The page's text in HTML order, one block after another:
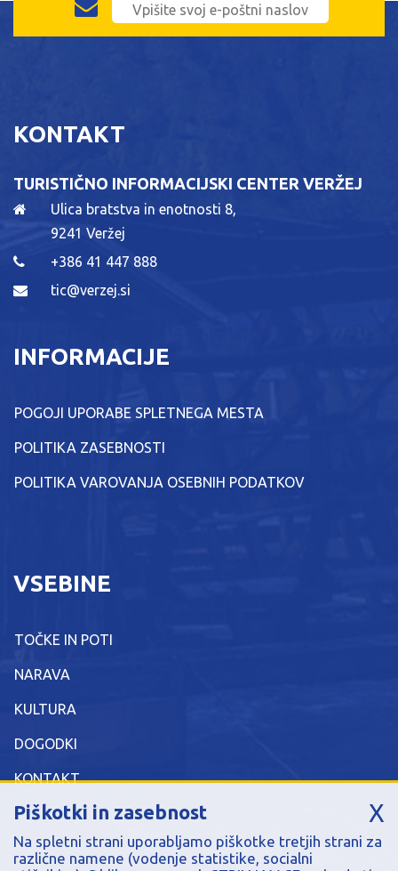
KONTAKT
TURISTIČNO INFORMACIJSKI CENTER VERŽEJ
Ulica bratstva in enotnosti 8,
9241 Veržej
+386 41 447 888
tic@verzej.si
INFORMACIJE
POGOJI UPORABE SPLETNEGA MESTA
POLITIKA ZASEBNOSTI
POLITIKA VAROVANJA OSEBNIH PODATKOV
VSEBINE
TOČKE IN POTI
NARAVA
KULTURA
DOGODKI
KONTAKT
X
Piškotki in zasebnost
Na spletni strani uporabljamo piškotke tretjih strani za
različne namene (vodenje statistike, socialni